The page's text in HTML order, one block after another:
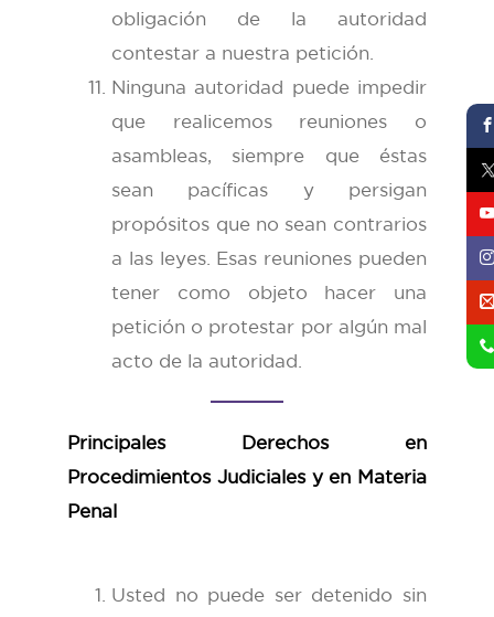
obligación de la autoridad
contestar a nuestra petición.
Ninguna autoridad puede impedir
que realicemos reuniones o
asambleas, siempre que éstas
sean pacíficas y persigan
propósitos que no sean contrarios
a las leyes. Esas reuniones pueden
tener como objeto hacer una
petición o protestar por algún mal
acto de la autoridad.
Principales Derechos en
Procedimientos Judiciales y en Materia
Penal
Usted no puede ser detenido sin